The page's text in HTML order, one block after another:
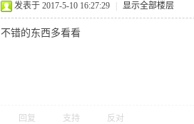
发表于 2017-5-10 16:27:29 显示全部楼层
不错的东西多看看
回复 支持 反对